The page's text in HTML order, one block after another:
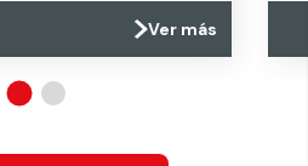
Ver más